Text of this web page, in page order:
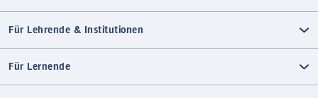
Für Lehrende & Institutionen
Für Lernende